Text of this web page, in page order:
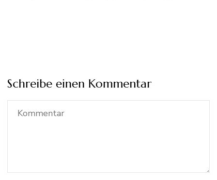
Schreibe einen Kommentar